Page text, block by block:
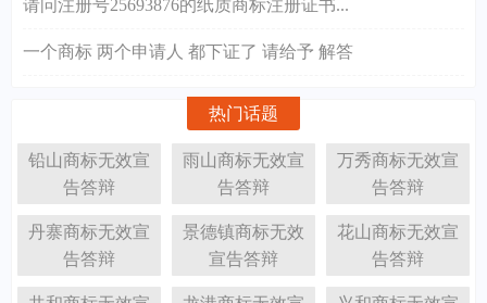
请问注册号25693876的纸质商标注册证书...
一个商标 两个申请人 都下证了 请给予 解答
热门话题
铅山商标无效宣
告答辩
雨山商标无效宣
告答辩
万秀商标无效宣
告答辩
丹寨商标无效宣
告答辩
景德镇商标无效
宣告答辩
花山商标无效宣
告答辩